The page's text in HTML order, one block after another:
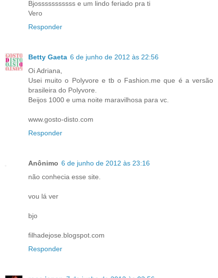
Bjosssssssssss e um lindo feriado pra ti
Vero
Responder
Betty Gaeta 6 de junho de 2012 às 22:56
Oi Adriana,
Usei muito o Polyvore e tb o Fashion.me que é a versão
brasileira do Polyvore.
Beijos 1000 e uma noite maravilhosa para vc.
www.gosto-disto.com
Responder
Anônimo 6 de junho de 2012 às 23:16
não conhecia esse site.
vou lá ver
bjo
filhadejose.blogspot.com
Responder